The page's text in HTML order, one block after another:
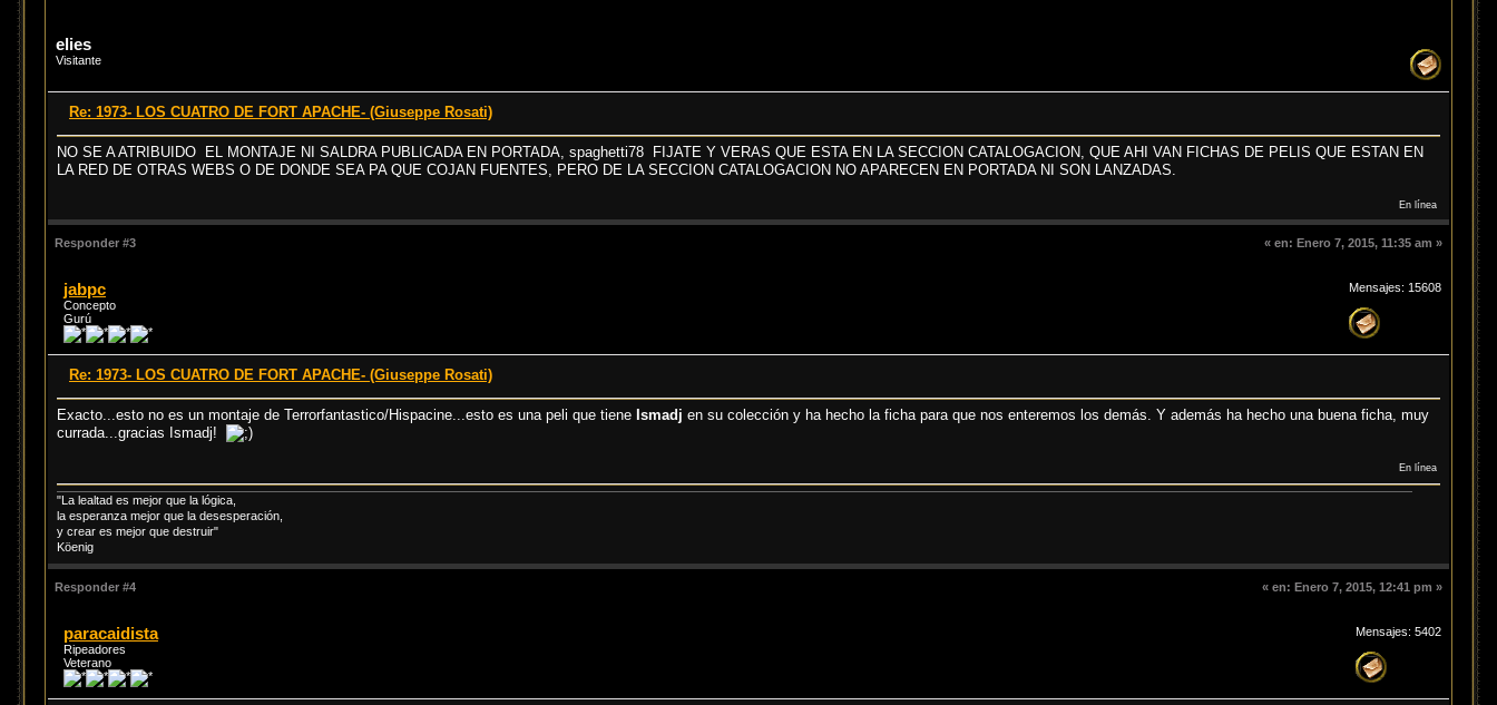
elies
Visitante
Re: 1973- LOS CUATRO DE FORT APACHE- (Giuseppe Rosati)
NO SE A ATRIBUIDO EL MONTAJE NI SALDRA PUBLICADA EN PORTADA, spaghetti78 FIJATE Y VERAS QUE ESTA EN LA SECCION CATALOGACION, QUE AHI VAN FICHAS DE PELIS QUE ESTAN EN
LA RED DE OTRAS WEBS O DE DONDE SEA PA QUE COJAN FUENTES, PERO DE LA SECCION CATALOGACION NO APARECEN EN PORTADA NI SON LANZADAS.
En línea
Responder #3 « en: Enero 7, 2015, 11:35 am »
jabpc
Concepto
Gurú
Mensajes: 15608
Re: 1973- LOS CUATRO DE FORT APACHE- (Giuseppe Rosati)
Exacto...esto no es un montaje de Terrorfantastico/Hispacine...esto es una peli que tiene Ismadj en su colección y ha hecho la ficha para que nos enteremos los demás. Y además ha hecho una buena ficha, muy
currada...gracias Ismadj!
En línea
"La lealtad es mejor que la lógica,
la esperanza mejor que la desesperación,
y crear es mejor que destruir"
Köenig
Responder #4 « en: Enero 7, 2015, 12:41 pm »
paracaidista
Ripeadores
Veterano
Mensajes: 5402